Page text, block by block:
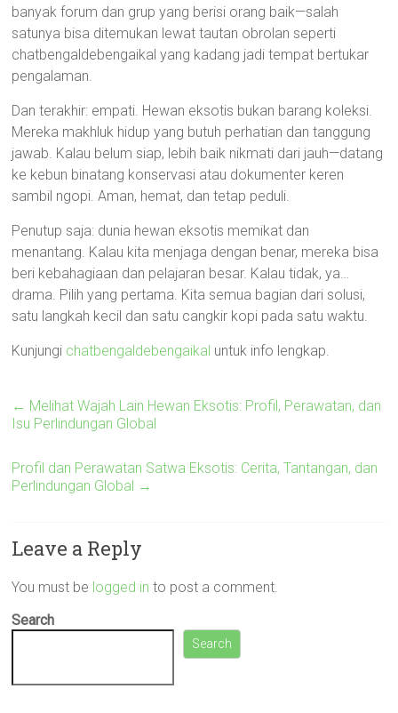
banyak forum dan grup yang berisi orang baik—salah
satunya bisa ditemukan lewat tautan obrolan seperti
chatbengaldebengaikal yang kadang jadi tempat bertukar
pengalaman.
Dan terakhir: empati. Hewan eksotis bukan barang koleksi.
Mereka makhluk hidup yang butuh perhatian dan tanggung
jawab. Kalau belum siap, lebih baik nikmati dari jauh—datang
ke kebun binatang konservasi atau dokumenter keren
sambil ngopi. Aman, hemat, dan tetap peduli.
Penutup saja: dunia hewan eksotis memikat dan
menantang. Kalau kita menjaga dengan benar, mereka bisa
beri kebahagiaan dan pelajaran besar. Kalau tidak, ya…
drama. Pilih yang pertama. Kita semua bagian dari solusi,
satu langkah kecil dan satu cangkir kopi pada satu waktu.
Kunjungi chatbengaldebengaikal untuk info lengkap.
← Melihat Wajah Lain Hewan Eksotis: Profil, Perawatan, dan
Isu Perlindungan Global
Profil dan Perawatan Satwa Eksotis: Cerita, Tantangan, dan
Perlindungan Global →
Leave a Reply
You must be logged in to post a comment.
Search
Search